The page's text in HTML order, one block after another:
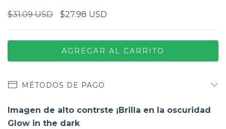
$31.09 USD $27.98 USD
MÉTODOS DE PAGO
Imagen de alto contrste ¡Brilla en la oscuridad
Glow in the dark